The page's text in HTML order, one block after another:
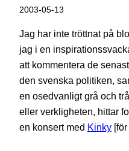
2003-05-13
Jag har inte tröttnat på
jag i en
att kommentera de
den svenska politiken,
en osedvanligt grå och
eller verkligheten, hittar
en konsert med Kinky [för